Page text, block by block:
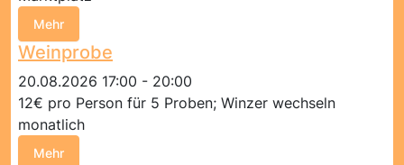
Mehr
Weinprobe
20.08.2026 17:00 - 20:00
12€ pro Person für 5 Proben; Winzer wechseln
monatlich
Mehr